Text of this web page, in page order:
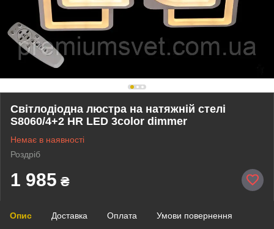
Світлодіодна люстра на натяжній стелі
S8060/4+2 HR LED 3color dimmer
Немає в наявності
Роздріб
1 985 ₴
Опис Доставка Оплата Умови повернення